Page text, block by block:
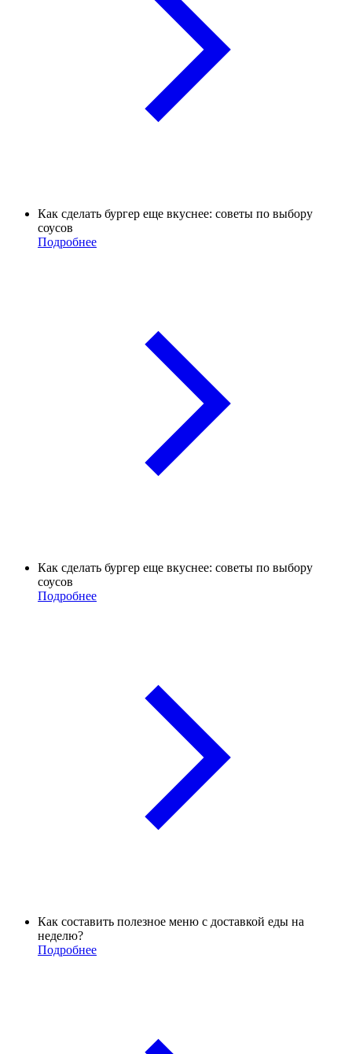
Как сделать бургер еще вкуснее: советы по выбору
соусов
Подробнее
Как сделать бургер еще вкуснее: советы по выбору
соусов
Подробнее
Как составить полезное меню с доставкой еды на
неделю?
Подробнее